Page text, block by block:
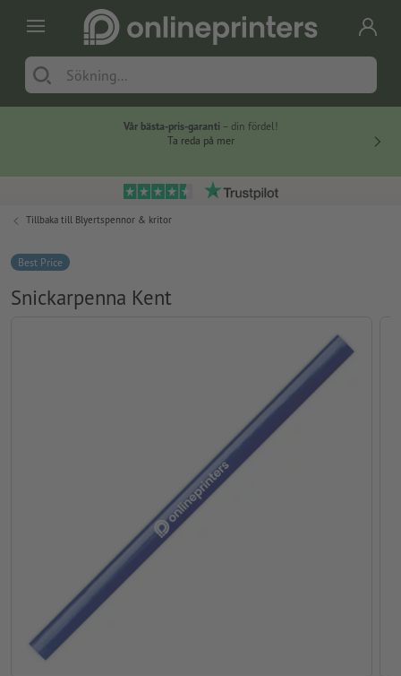
Vår bästa-pris-garanti – din fördel!
Ta reda på mer
Tillbaka till Blyertspennor & kritor
Best Price
Snickarpenna Kent